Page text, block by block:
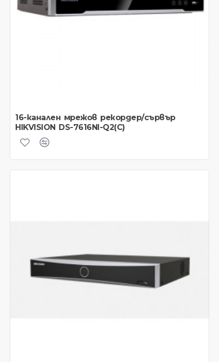
16-канален мрежов рекордер/сървър
HIKVISION DS-7616NI-Q2(C)